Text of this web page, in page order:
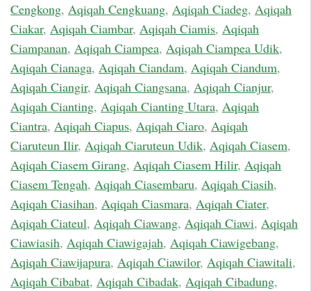
Cengkong, Aqiqah Cengkuang, Aqiqah Ciadeg, Aqiqah
Ciakar, Aqiqah Ciambar, Aqiqah Ciamis, Aqiqah
Ciampanan, Aqiqah Ciampea, Aqiqah Ciampea Udik,
Aqiqah Cianaga, Aqiqah Ciandam, Aqiqah Ciandum,
Aqiqah Ciangir, Aqiqah Ciangsana, Aqiqah Cianjur,
Aqiqah Cianting, Aqiqah Cianting Utara, Aqiqah
Ciantra, Aqiqah Ciapus, Aqiqah Ciaro, Aqiqah
Ciaruteun Ilir, Aqiqah Ciaruteun Udik, Aqiqah Ciasem,
Aqiqah Ciasem Girang, Aqiqah Ciasem Hilir, Aqiqah
Ciasem Tengah, Aqiqah Ciasembaru, Aqiqah Ciasih,
Aqiqah Ciasihan, Aqiqah Ciasmara, Aqiqah Ciater,
Aqiqah Ciateul, Aqiqah Ciawang, Aqiqah Ciawi, Aqiqah
Ciawiasih, Aqiqah Ciawigajah, Aqiqah Ciawigebang,
Aqiqah Ciawijapura, Aqiqah Ciawilor, Aqiqah Ciawitali,
Aqiqah Cibabat, Aqiqah Cibadak, Aqiqah Cibadung,